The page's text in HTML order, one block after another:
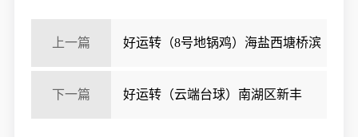
上一篇 好运转（8号地锅鸡）海盐西塘桥滨
海美食城餐饮店转让
下一篇 好运转（云端台球）南湖区新丰